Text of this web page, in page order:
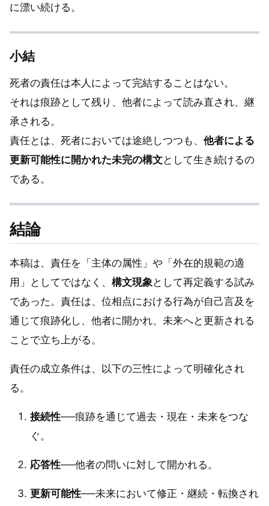
に漂い続ける。
小結
死者の責任は本人によって完結することはない。
それは痕跡として残り、他者によって読み直され、継
承される。
責任とは、死者においては途絶しつつも、 他者による
更新可能性に開かれた未完の構文として生き続けるの
である。
結論
本稿は、責任を「主体の属性」や「外在的規範の適
用」としてではなく、 構文現象として再定義する試み
であった。責任は、位相点における行為が自己言及を
通じて痕跡化し、他者に開かれ、未来へと更新される
ことで立ち上がる。
責任の成立条件は、以下の三性によって明確化され
る。
接続性──痕跡を通じて過去・現在・未来をつな
ぐ。
応答性──他者の問いに対して開かれる。
更新可能性──未来において修正・継続・転換され